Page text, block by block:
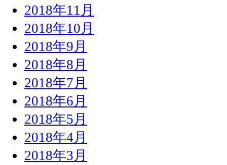
2018年11月
2018年10月
2018年9月
2018年8月
2018年7月
2018年6月
2018年5月
2018年4月
2018年3月